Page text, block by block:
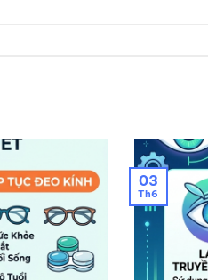
03
Th6